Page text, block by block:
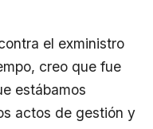
el exministro
creo que fue
estábamos
actos de gestión y